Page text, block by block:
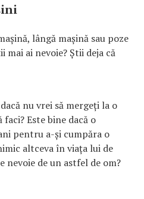
lângă mașină sau poze
mai ai nevoie? Știi deja că
nu vrei să mergeți la o
faci? Este bine dacă o
pentru a-și cumpăra o
altceva în viața lui de
nevoie de un astfel de om?